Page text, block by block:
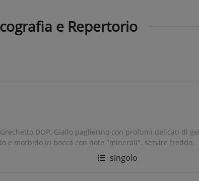
e Repertorio
DOP. Giallo paglierino con profumi delicati di
e morbido in bocca con note "minerali". servire freddo.
singolo